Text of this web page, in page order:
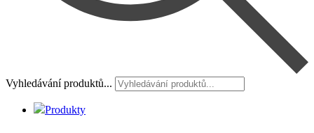
Vyhledávání produktů...
Produkty